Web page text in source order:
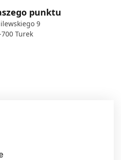
punktu
9
Turek